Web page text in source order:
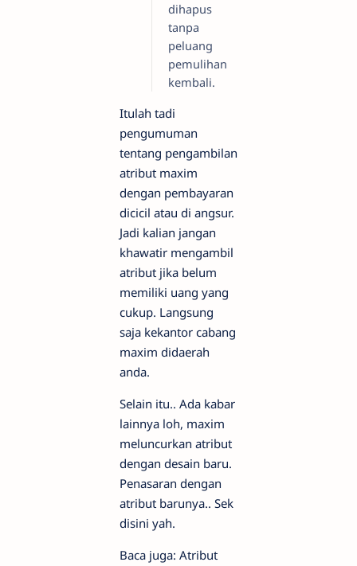
dihapus
tanpa
peluang
pemulihan
kembali.
Itulah tadi
pengumuman
tentang pengambilan
atribut maxim
dengan pembayaran
dicicil atau di angsur.
Jadi kalian jangan
khawatir mengambil
atribut jika belum
memiliki uang yang
cukup. Langsung
saja kekantor cabang
maxim didaerah
anda.
Selain itu.. Ada kabar
lainnya loh, maxim
meluncurkan atribut
dengan desain baru.
Penasaran dengan
atribut barunya.. Sek
disini yah.
Baca juga: Atribut